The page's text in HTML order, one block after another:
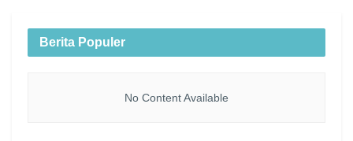
Berita Populer
No Content Available